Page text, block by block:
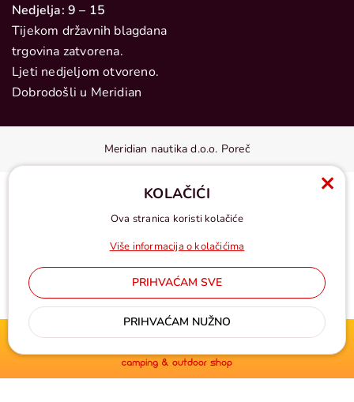
Nedjelja: 9 – 15
Tijekom državnih blagdana
trgovina zatvorena.
Ljeti nedjeljom otvoreno.
Dobrodošli u Meridian
Meridian nautika d.o.o. Poreč
Cijene u eurima, pdv uključen
KOLAČIĆI
Ova stranica koristi kolačiće
Više informacija o kolačićima
PRIHVAĆAM SVE
PRIHVAĆAM NUŽNO